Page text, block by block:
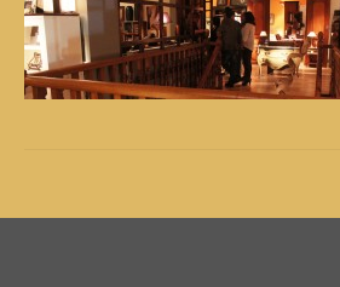
Edición 2014
Edición 2013